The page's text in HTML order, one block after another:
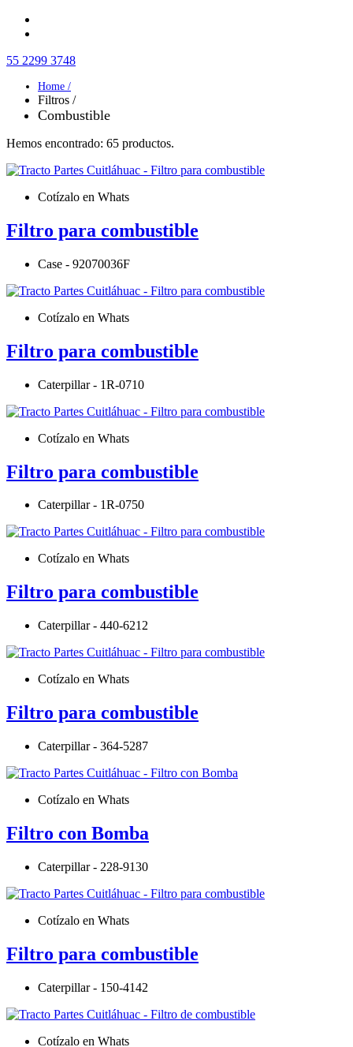
55 2299 3748
Home /
Filtros /
Combustible
Hemos encontrado: 65 productos.
Cotízalo en Whats
Filtro para combustible
Case - 92070036F
Cotízalo en Whats
Filtro para combustible
Caterpillar - 1R-0710
Cotízalo en Whats
Filtro para combustible
Caterpillar - 1R-0750
Cotízalo en Whats
Filtro para combustible
Caterpillar - 440-6212
Cotízalo en Whats
Filtro para combustible
Caterpillar - 364-5287
Cotízalo en Whats
Filtro con Bomba
Caterpillar - 228-9130
Cotízalo en Whats
Filtro para combustible
Caterpillar - 150-4142
Cotízalo en Whats